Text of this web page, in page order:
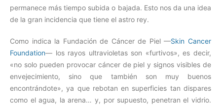
permanece más tiempo subida o bajada. Esto nos da una idea
de la gran incidencia que tiene el astro rey.
Como indica la Fundación de Cáncer de Piel —Skin Cancer
Foundation— los rayos ultravioletas son «furtivos», es decir,
«no solo pueden provocar cáncer de piel y signos visibles de
envejecimiento, sino que también son muy buenos
encontrándote», ya que rebotan en superficies tan dispares
como el agua, la arena… y, por supuesto, penetran el vidrio.